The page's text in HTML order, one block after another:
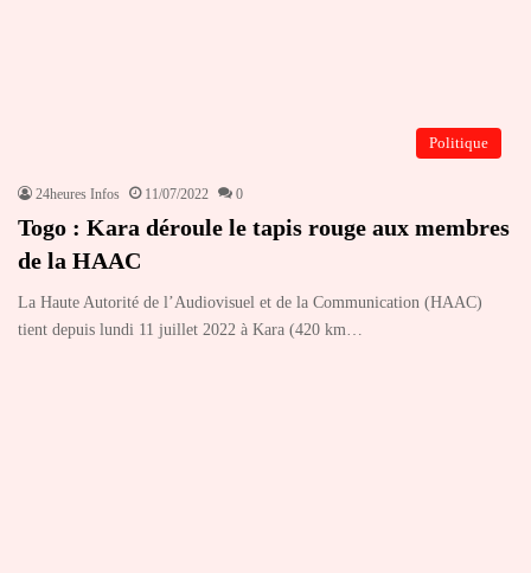
Politique
24heures Infos 11/07/2022 0
Togo : Kara déroule le tapis rouge aux membres
de la HAAC
La Haute Autorité de l’Audiovisuel et de la Communication (HAAC)
tient depuis lundi 11 juillet 2022 à Kara (420 km…